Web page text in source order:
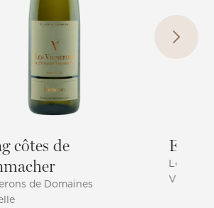
côtes de
de Domaines
Les